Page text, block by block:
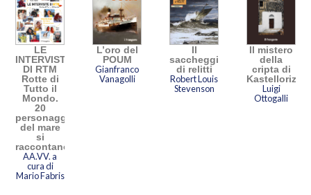
LE
INTERVISTE
DI RTM
Rotte di
Tutto il
Mondo.
20
personaggi
del mare
si
raccontano
AA.VV. a
cura di
Mario Fabris
L’oro del
POUM
Gianfranco
Vanagolli
Il
saccheggiatore
di relitti
Robert Louis
Stevenson
Il mistero
della
cripta di
Kastellorizo
Luigi
Ottogalli